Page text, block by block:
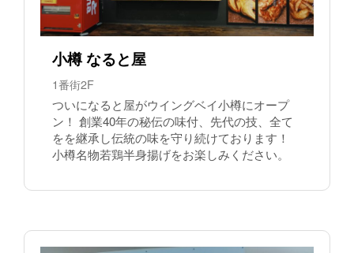
小樽 なると屋
1番街2F
ついになると屋がウイングベイ小樽にオープ
ン！ 創業40年の秘伝の味付、先代の技、全て
をを継承し伝統の味を守り続けております！
小樽名物若鶏半身揚げをお楽しみください。